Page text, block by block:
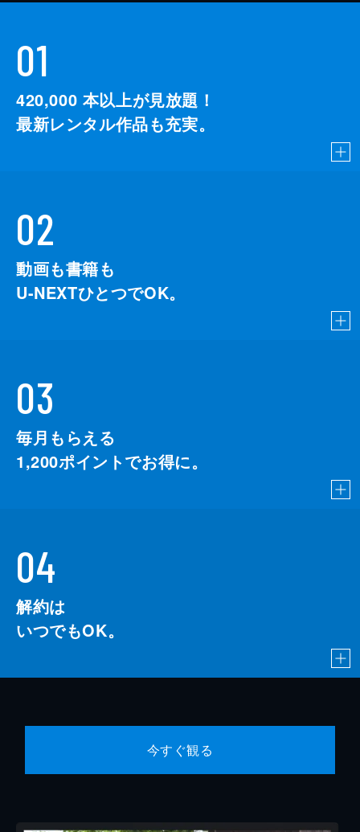
01
420,000 本以上が見放題！
最新レンタル作品も充実。
02
動画も書籍も
U-NEXTひとつでOK。
03
毎月もらえる
1,200ポイントでお得に。
04
解約は
いつでもOK。
今すぐ観る